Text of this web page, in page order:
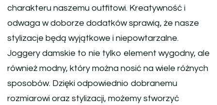
charakteru naszemu outfitowi. Kreatywność i
odwaga w doborze dodatków sprawią, że nasze
stylizacje będą wyjątkowe i niepowtarzalne.
Joggery damskie to nie tylko element wygodny, ale
również modny, który można nosić na wiele różnych
sposobów. Dzięki odpowiednio dobranemu
rozmiarowi oraz stylizacji, możemy stworzyć